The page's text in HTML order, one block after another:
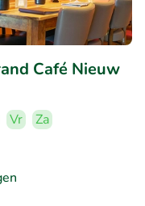
Café Nieuw
Vr
Za